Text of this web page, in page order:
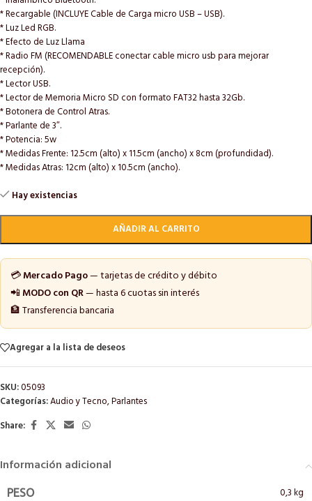
* Recargable (INCLUYE Cable de Carga micro USB – USB).
* Luz Led RGB.
* Efecto de Luz Llama
* Radio FM (RECOMENDABLE conectar cable micro usb para mejorar
recepción).
* Lector USB.
* Lector de Memoria Micro SD con formato FAT32 hasta 32Gb.
* Botonera de Control Atras.
* Parlante de 3″.
* Potencia: 5w
* Medidas Frente: 12.5cm (alto) x 11.5cm (ancho) x 8cm (profundidad).
* Medidas Atras: 12cm (alto) x 10.5cm (ancho).
Hay existencias
AÑADIR AL CARRITO
💳Mercado Pago— tarjetas de crédito y débito
📲MODO con QR— hasta 6 cuotas sin interés
🏦 Transferencia bancaria
Agregar a la lista de deseos
SKU:05093
Categorías:Audio y Tecno,Parlantes
Share:
Información adicional
PESO 0,3 kg